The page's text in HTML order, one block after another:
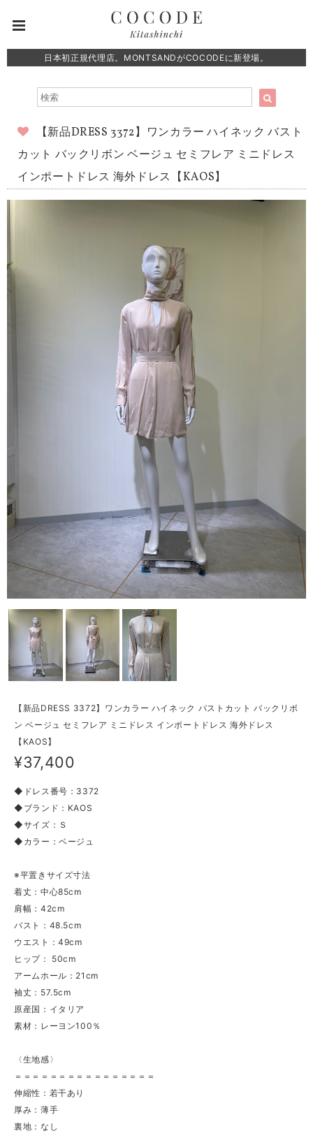
日本初正規代理店。MONTSANDがCOCODEに新登場。
【新品DRESS 3372】ワンカラー ハイネック バスト
カット バックリボン ベージュ セミフレア ミニドレス
インポートドレス 海外ドレス【KAOS】
【新品DRESS 3372】ワンカラー ハイネック バストカット バックリボ
ン ベージュ セミフレア ミニドレス インポートドレス 海外ドレス
【KAOS】
¥37,400
◆ドレス番号：3372
◆ブランド：KAOS
◆サイズ：Ｓ
◆カラー：ベージュ
※平置きサイズ寸法
着丈：中心85cm
肩幅：42cm
バスト：48.5cm
ウエスト：49cm
ヒップ： 50cm
アームホール：21cm
袖丈：57.5cm
原産国：イタリア
素材：レーヨン100％
〈生地感〉
＝＝＝＝＝＝＝＝＝＝＝＝＝＝＝＝
伸縮性：若干あり
厚み：薄手
裏地：なし